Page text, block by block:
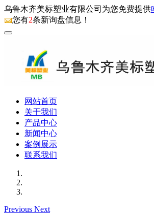
乌鲁木齐美标塑业有限公司为您免费提供
您有2条新询盘信息！
网站首页
关于我们
产品中心
新闻中心
案例展示
联系我们
Previous Next